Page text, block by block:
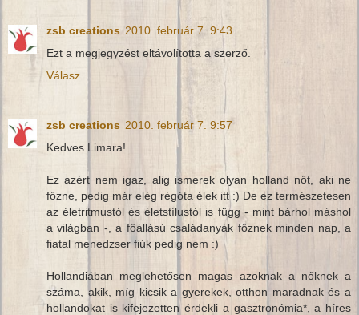
zsb creations 2010. február 7. 9:43
Ezt a megjegyzést eltávolította a szerző.
Válasz
zsb creations 2010. február 7. 9:57
Kedves Limara!
Ez azért nem igaz, alig ismerek olyan holland nőt, aki ne
főzne, pedig már elég régóta élek itt :) De ez természetesen
az életritmustól és életstílustól is függ - mint bárhol máshol
a világban -, a főállású családanyák főznek minden nap, a
fiatal menedzser fiúk pedig nem :)
Hollandiában meglehetősen magas azoknak a nőknek a
száma, akik, míg kicsik a gyerekek, otthon maradnak és a
hollandokat is kifejezetten érdekli a gasztronómia*, a híres